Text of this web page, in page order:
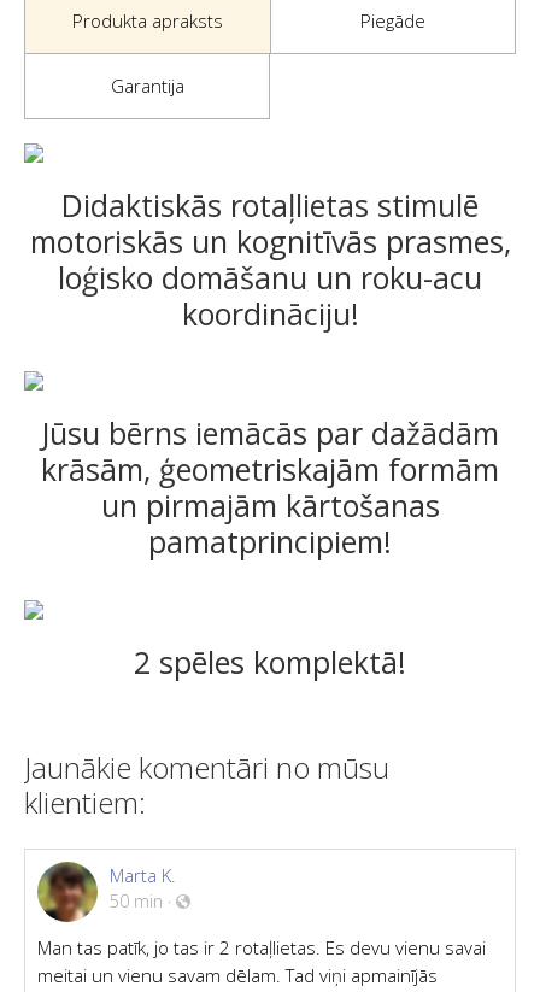
Produkta apraksts Piegāde
Garantija
Didaktiskās rotaļlietas stimulē
motoriskās un kognitīvās prasmes,
loģisko domāšanu un roku-acu
koordināciju!
Jūsu bērns iemācās par dažādām
krāsām, ģeometriskajām formām
un pirmajām kārtošanas
pamatprincipiem!
2 spēles komplektā!
Jaunākie komentāri no mūsu
klientiem:
Marta K.
50 min ·
Man tas patīk, jo tas ir 2 rotaļlietas. Es devu vienu savai
meitai un vienu savam dēlam. Tad viņi apmainījās